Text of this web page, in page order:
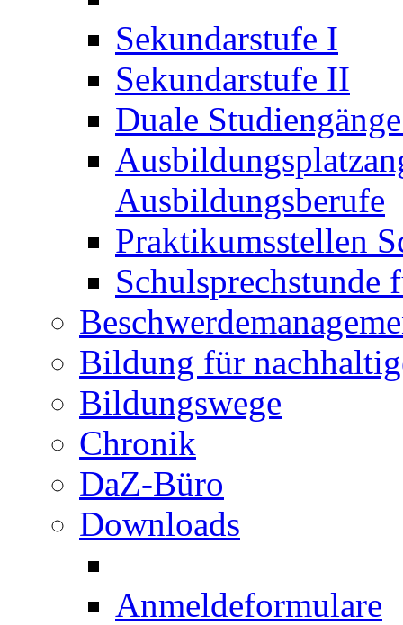
Sekundarstufe I
Sekundarstufe II
Duale
Ausbildungsberufe
Praktikumsstellen
Schulsprechstunde
Bildung für
Bildungswege
Chronik
DaZ-Büro
Downloads
Anmeldeformulare